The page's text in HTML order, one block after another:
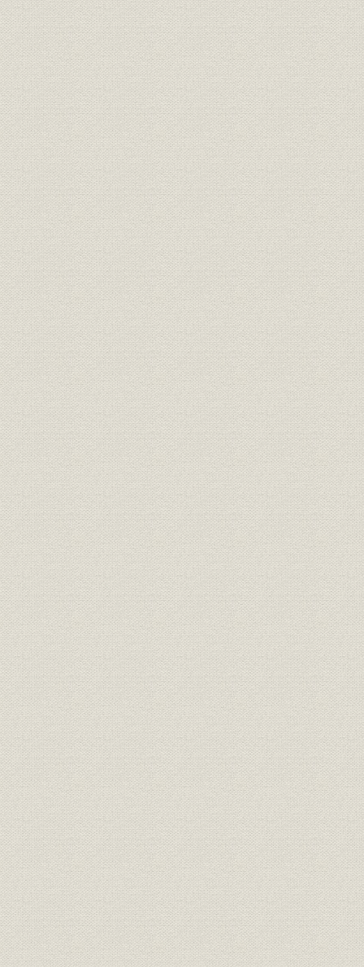
第1表 小坂鉱山(十輪田鉱山を含む)官営中の鉱産額
第2表 小坂鉱山鉱産額(明治十七年~三十年)
第3表 主要業者産銅額(1)(明治三十五年~三十九年)
第4表 小坂の鉛生産額(明治三十七年~四十四年)
第5表 小坂の鉱産額(明治三十八年~大正元年)
第6表 主要業者産銅額(2)(明治四十年~四十五年)
第7表 大阪亜鉛各工場生産能力・生産量・鉱石輸入量(大正三年~七年)
第8表 広田製鋼所年間生産能力(大正六年ごろ)
第9表 産銅五社の生産額(大正元年・六年・十一年)
第10表 六社の鉱産価額比較表(大正元年・五年~八年)
第11表 花岡鉱山堂屋敷鉱床埋蔵鉱量調(大正九年~十四年)
第12表 花岡鉱山直送銅鉱量(大正九年~十五年)
第13表 金属蒼鉛産出量(大正三年~昭和二年)
第14表 柵原硫化鉄鉱産出額(大正九年~十五年)
第15表 昭和五年中五社銅地金販売状況
第16表 神山選鉱場処理元鉱量・品位(昭和五年~十八年)
第17表 小坂産銅中に占める花岡鉱銅量(大正四年~昭和七年)
第18表 小坂の金・銀生産額(大正十年~昭和七年)
第19表 柵原硫化鉄鉱産出額(昭和二年~七年)
第20表 銅需給表(昭和六年~十二年)
第21表 銅の市価推移表(昭和六年~十二年)
第22表 藤田鉱業の主要鉱産物売上高(昭和六年~十一年)
第23表 小坂・花岡・柵原従業員(職員を除く)数(昭和十二年十二月末)
第24表 小坂鉱山採鉱量・沈殿銅採収量(昭和六年~十二年)
第25表 花岡試験選鉱場硫化鉄鉱処理計画(昭和十年~十七年)
第26表 花岡試験選鉱場大巻鉛・亜鉛鉱処理計画(昭和十四年~十七年)
第27表 小坂向け花岡直送銅鉱採掘量(昭和七年~十二年)
第28表 花岡硫化鉄鉱採掘量(昭和十一年・十二年)
第29表 神山選鉱生産実績(昭和七年~十二年)